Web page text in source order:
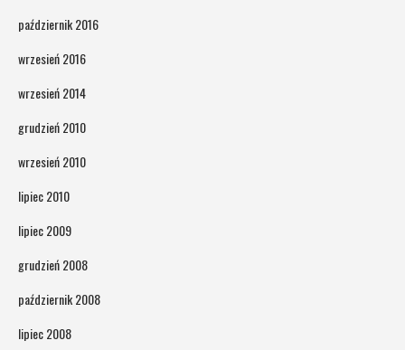
październik 2016
wrzesień 2016
wrzesień 2014
grudzień 2010
wrzesień 2010
lipiec 2010
lipiec 2009
grudzień 2008
październik 2008
lipiec 2008